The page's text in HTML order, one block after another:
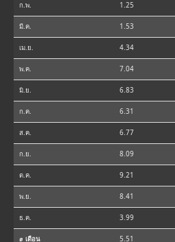
ก.พ. 1.25
มี.ค. 1.53
เม.ย. 4.34
พ.ค. 7.04
มิ.ย. 6.83
ก.ค. 6.31
ส.ค. 6.77
ก.ย. 8.09
ต.ค. 9.21
พ.ย. 8.41
ธ.ค. 3.99
⌀ เดือน 5.51